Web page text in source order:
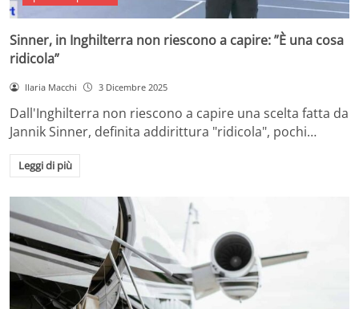
Sinner, in Inghilterra non riescono a capire: ”È una cosa
ridicola”
Ilaria Macchi 3 Dicembre 2025
Dall'Inghilterra non riescono a capire una scelta fatta da
Jannik Sinner, definita addirittura "ridicola", pochi…
Leggi di più